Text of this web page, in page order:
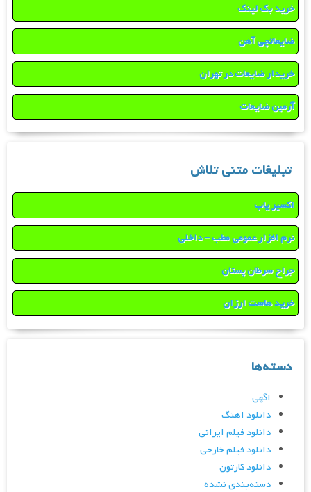
خرید بک لینک
ضایعاتچی آهن
خریدار ضایعات در تهران
آرمین ضایعات
تبلیغات متنی تلاش
اکسیر یاب
نرم افزار عمومی مطب – داخلی
جراح سرطان پستان
خرید هاست ارزان
دسته‌ها
اگهی
دانلود اهنگ
دانلود فیلم ایرانی
دانلود فیلم خارجی
دانلود کارتون
دسته‌بندی نشده